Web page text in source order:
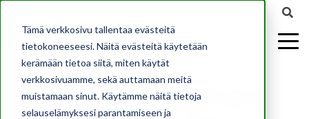
Tämä verkkosivu tallentaa evästeitä
tietokoneeseesi. Näitä evästeitä käytetään
kerämään tietoa siitä, miten käytät
verkkosivuamme, sekä auttamaan meitä
muistamaan sinut. Käytämme näitä tietoja
selauselämyksesi parantamiseen ja